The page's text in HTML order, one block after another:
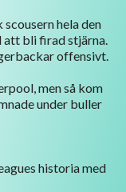
hela den
att bli firad stjärna.
offensivt.
men så kom
under buller
historia med